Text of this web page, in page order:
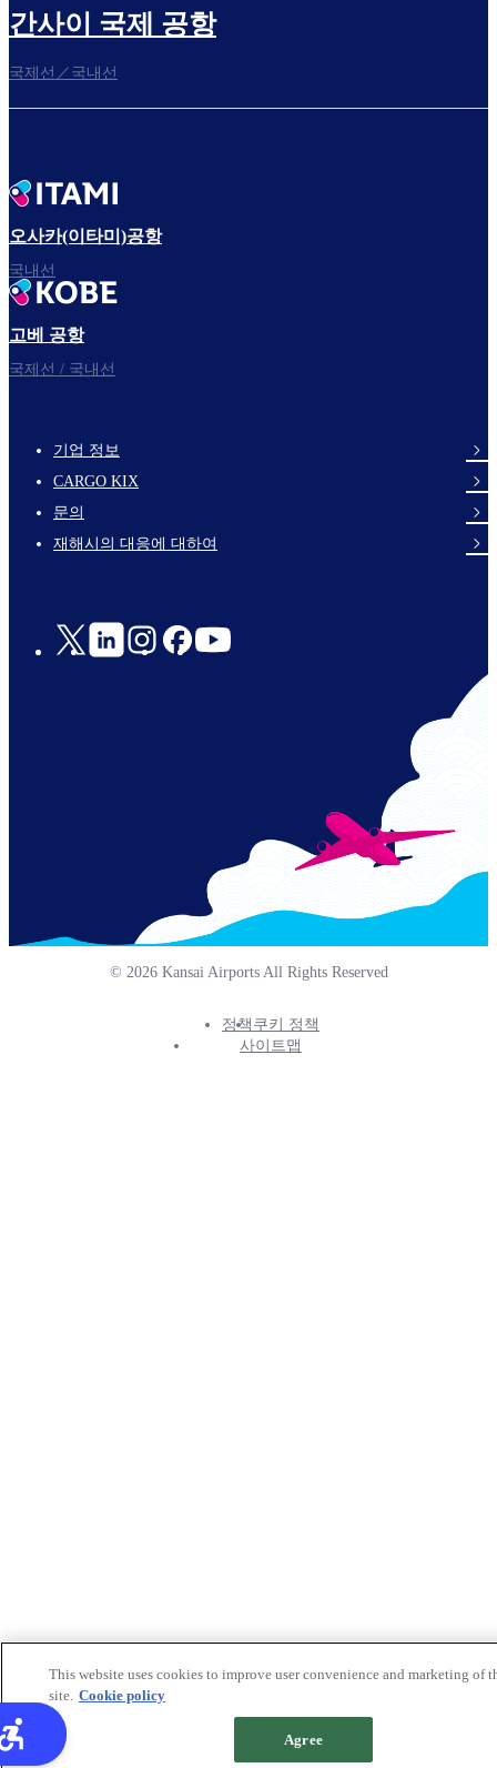
간사이 국제 공항
국제선／국내선
오사카(이타미)공항
국내선
고베 공항
국제선 / 국내선
footer-
links-
en-
기업 정보
CARGO KIX
문의
재해시의 대응에 대하여
Social
© 2026 Kansai Airports All Rights Reserved
Footer
정책 쿠키 정책
사이트맵
This website uses cookies to improve user convenience and marketing of
site. Cookie policy
Agree